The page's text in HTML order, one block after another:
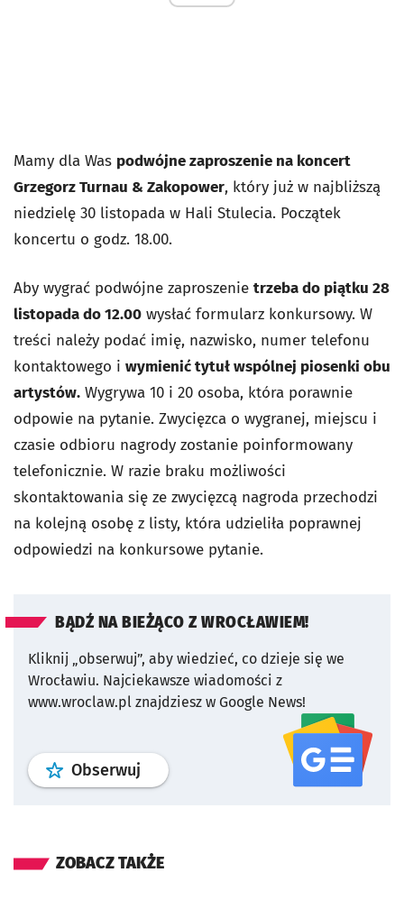
Mamy dla Was podwójne zaproszenie na koncert
Grzegorz Turnau & Zakopower, który już w najbliższą
niedzielę 30 listopada w Hali Stulecia. Początek
koncertu o godz. 18.00.
Aby wygrać podwójne zaproszenie trzeba do piątku 28
listopada do 12.00 wysłać formularz konkursowy. W
treści należy podać imię, nazwisko, numer telefonu
kontaktowego i wymienić tytuł wspólnej piosenki obu
artystów. Wygrywa 10 i 20 osoba, która porawnie
odpowie na pytanie. Zwycięzca o wygranej, miejscu i
czasie odbioru nagrody zostanie poinformowany
telefonicznie. W razie braku możliwości
skontaktowania się ze zwycięzcą nagroda przechodzi
na kolejną osobę z listy, która udzieliła poprawnej
odpowiedzi na konkursowe pytanie.
BĄDŹ NA BIEŻĄCO Z WROCŁAWIEM!
Kliknij „obserwuj”, aby wiedzieć, co dzieje się we
Wrocławiu. Najciekawsze wiadomości z
www.wroclaw.pl znajdziesz w Google News!
Obserwuj profil serwisu
ZOBACZ TAKŻE